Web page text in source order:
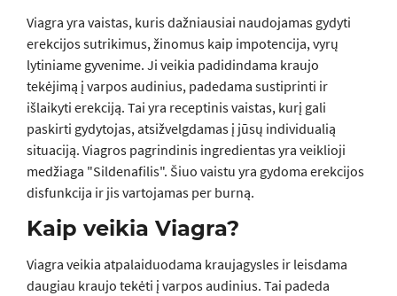
Viagra yra vaistas, kuris dažniausiai naudojamas gydyti
erekcijos sutrikimus, žinomus kaip impotencija, vyrų
lytiniame gyvenime. Ji veikia padidindama kraujo
tekėjimą į varpos audinius, padedama sustiprinti ir
išlaikyti erekciją. Tai yra receptinis vaistas, kurį gali
paskirti gydytojas, atsižvelgdamas į jūsų individualią
situaciją. Viagros pagrindinis ingredientas yra veiklioji
medžiaga "Sildenafilis". Šiuo vaistu yra gydoma erekcijos
disfunkcija ir jis vartojamas per burną.
Kaip veikia Viagra?
Viagra veikia atpalaiduodama kraujagysles ir leisdama
daugiau kraujo tekėti į varpos audinius. Tai padeda